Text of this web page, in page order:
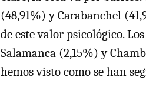
(48,91%) y Carabanchel
de este valor psicológico.
Salamanca (2,15%) y
hemos visto como se han